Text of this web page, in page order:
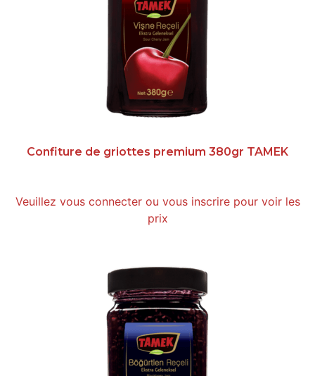
Confiture de griottes premium 380gr TAMEK
Veuillez vous connecter ou vous inscrire pour voir les
prix